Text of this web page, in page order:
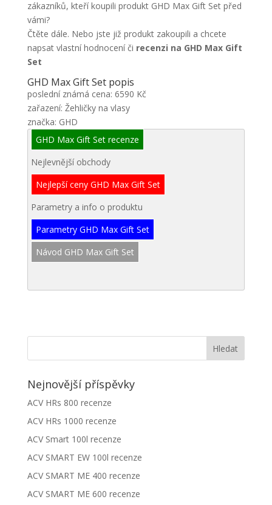
zákazníků, kteří koupili produkt GHD Max Gift Set před
vámi?
Čtěte dále. Nebo jste již produkt zakoupili a chcete
napsat vlastní hodnocení či recenzi na GHD Max Gift
Set
GHD Max Gift Set popis
poslední známá cena: 6590 Kč
zařazení: Žehličky na vlasy
značka: GHD
GHD Max Gift Set recenze
Nejlevnější obchody
Nejlepší ceny GHD Max Gift Set
Parametry a info o produktu
Parametry GHD Max Gift Set
Návod GHD Max Gift Set
Nejnovější příspěvky
ACV HRs 800 recenze
ACV HRs 1000 recenze
ACV Smart 100l recenze
ACV SMART EW 100l recenze
ACV SMART ME 400 recenze
ACV SMART ME 600 recenze